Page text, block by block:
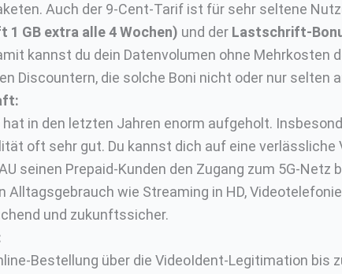
Auch der 9-Cent-Tarif ist für sehr seltene
1 GB extra alle 4 Wochen) und der Lastschrift-
kannst du dein Datenvolumen ohne Mehrkosten
Discountern, die solche Boni nicht oder nur selten
hat in den letzten Jahren enorm aufgeholt.
oft sehr gut. Du kannst dich auf eine verlässliche
seinen Prepaid-Kunden den Zugang zum 5G-
Alltagsgebrauch wie Streaming in HD,
und zukunftssicher.
Bestellung über die VideoIdent-Legitimation bis